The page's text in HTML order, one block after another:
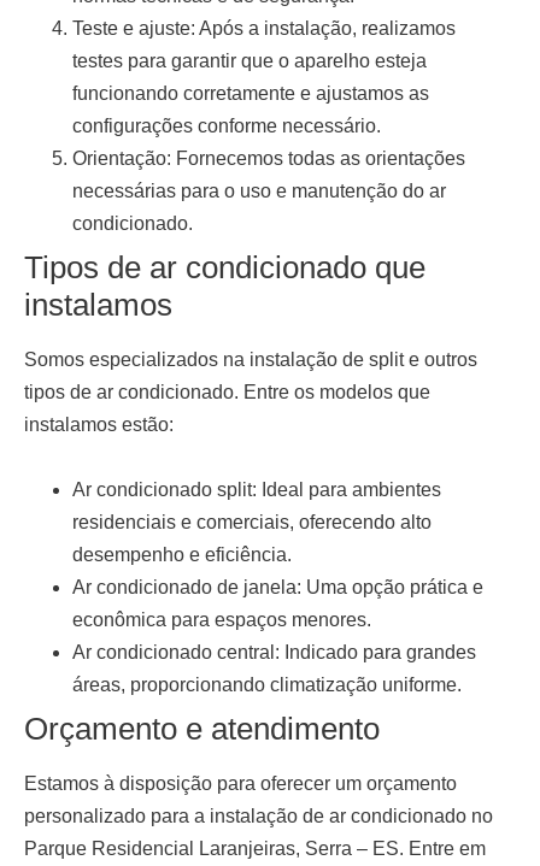
Teste e ajuste: Após a instalação, realizamos
testes para garantir que o aparelho esteja
funcionando corretamente e ajustamos as
configurações conforme necessário.
Orientação: Fornecemos todas as orientações
necessárias para o uso e manutenção do ar
condicionado.
Tipos de ar condicionado que
instalamos
Somos especializados na instalação de splite outros
tipos de ar condicionado. Entre os modelos que
instalamos estão:
Ar condicionado split: Ideal para ambientes
residenciais e comerciais, oferecendo alto
desempenho e eficiência.
Ar condicionado de janela: Uma opção prática e
econômica para espaços menores.
Ar condicionado central: Indicado para grandes
áreas, proporcionando climatização uniforme.
Orçamento e atendimento
Estamos à disposição para oferecer um orçamento
personalizado para a instalação de ar condicionado no
Parque Residencial Laranjeiras, Serra – ES. Entre em